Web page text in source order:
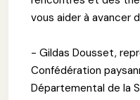
vous aider à avancer
- Gildas Dousset,
Confédération
Départemental de la